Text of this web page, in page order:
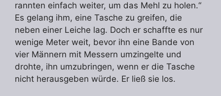
rannten einfach weiter, um das Mehl zu holen.“
Es gelang ihm, eine Tasche zu greifen, die
neben einer Leiche lag. Doch er schaffte es nur
wenige Meter weit, bevor ihn eine Bande von
vier Männern mit Messern umzingelte und
drohte, ihn umzubringen, wenn er die Tasche
nicht herausgeben würde. Er ließ sie los.